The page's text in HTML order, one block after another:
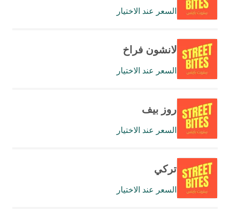
السعر عند الاختيار
لانشون فراخ
السعر عند الاختيار
روز بيف
السعر عند الاختيار
تركي
السعر عند الاختيار